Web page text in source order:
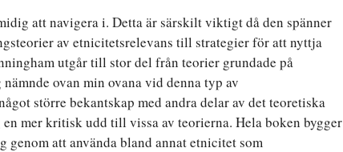
att navigera i. Detta är särskilt viktigt då den spänner
av etnicitetsrelevans till strategier för att nyttja
utgår till stor del från teorier grundade på
ovan min ovana vid denna typ av
större bekantskap med andra delar av det teoretiska
mer kritisk udd till vissa av teorierna. Hela boken bygger
att använda bland annat etnicitet som